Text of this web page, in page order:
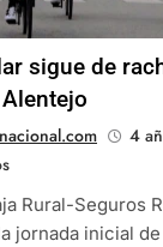
sigue de
4
Rural-Seguros
jornada inicial de